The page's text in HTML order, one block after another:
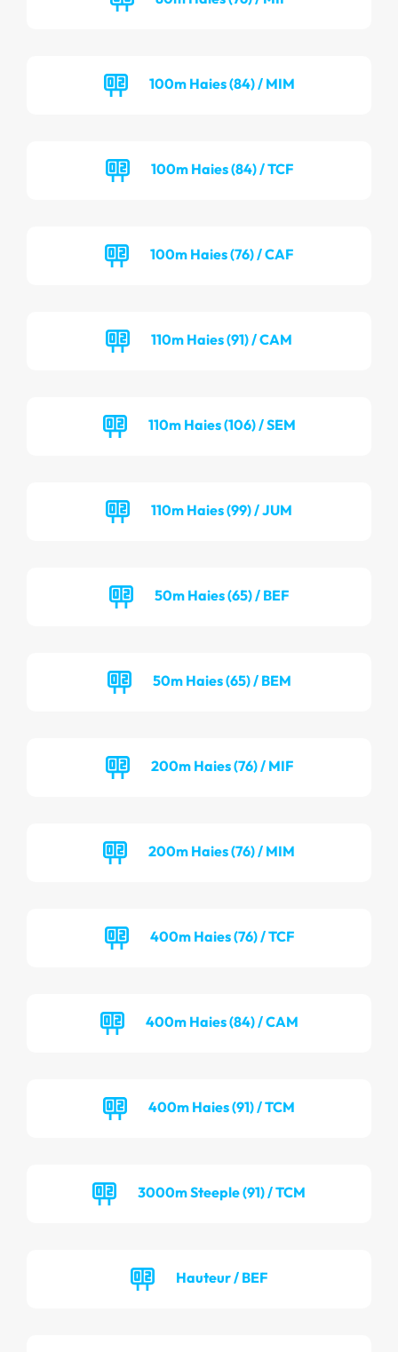
100m Haies (84) / MIM
100m Haies (84) / TCF
100m Haies (76) / CAF
110m Haies (91) / CAM
110m Haies (106) / SEM
110m Haies (99) / JUM
50m Haies (65) / BEF
50m Haies (65) / BEM
200m Haies (76) / MIF
200m Haies (76) / MIM
400m Haies (76) / TCF
400m Haies (84) / CAM
400m Haies (91) / TCM
3000m Steeple (91) / TCM
Hauteur / BEF